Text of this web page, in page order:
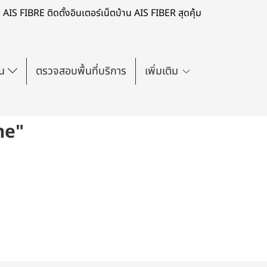
AIS FIBRE ติดตั้งอินเตอร์เน็ตบ้าน AIS FIBER สุดคุ้ม
ตรวจสอบพื้นที่บริการ เพิ่มเติม